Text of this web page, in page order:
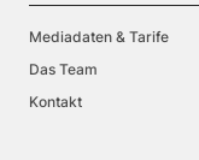
Mediadaten & Tarife
Das Team
Kontakt